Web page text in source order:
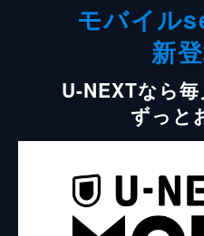
モバイル
新
U-NEXTなら
ずっと